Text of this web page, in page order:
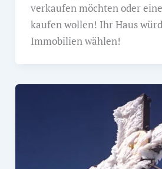
verkaufen möchten oder
kaufen wollen! Ihr Haus
Immobilien wählen!